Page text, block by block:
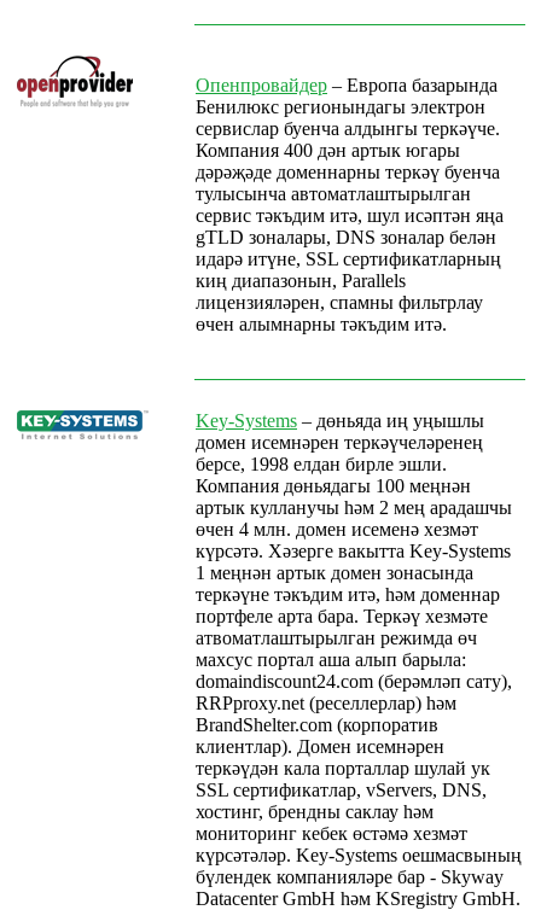
Опенпровайдер – Европа базарында
Бенилюкс регионындагы электрон
сервислар буенча алдынгы теркәүче.
Компания 400 дән артык югары
дәрәҗәде доменнарны теркәү буенча
тулысынча автоматлаштырылган
сервис тәкъдим итә, шул исәптән яңа
gTLD зоналары, DNS зоналар белән
идарә итүне, SSL сертификатларның
киң диапазонын, Parallels
лицензияләрен, спамны фильтрлау
өчен алымнарны тәкъдим итә.
Key-Systems – дөньяда иң уңышлы
домен исемнәрен теркәүчеләренең
берсе, 1998 елдан бирле эшли.
Компания дөньядагы 100 меңнән
артык кулланучы һәм 2 мең арадашчы
өчен 4 млн. домен исеменә хезмәт
күрсәтә. Хәзерге вакытта Key-Systems
1 меңнән артык домен зонасында
теркәүне тәкъдим итә, һәм доменнар
портфеле арта бара. Теркәү хезмәте
атвоматлаштырылган режимда өч
махсус портал аша алып барыла:
domaindiscount24.com (берәмләп сату),
RRPproxy.net (реселлерлар) һәм
BrandShelter.com (корпоратив
клиентлар). Домен исемнәрен
теркәүдән кала порталлар шулай ук
SSL сертификатлар, vServers, DNS,
хостинг, брендны саклау һәм
мониторинг кебек өстәмә хезмәт
күрсәтәләр. Key-Systems оешмасвының
бүлендек компанияләре бар - Skyway
Datacenter GmbH һәм KSregistry GmbH.